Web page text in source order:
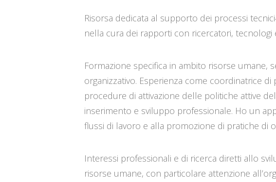
Risorsa dedicata al supporto dei processi
nella cura dei rapporti con ricercatori, tecnologi
Formazione specifica in ambito risorse umane,
organizzativo. Esperienza come coordinatrice
procedure di attivazione delle politiche attive
inserimento e sviluppo professionale. Ho un
flussi di lavoro e alla promozione di pratiche di
Interessi professionali e di ricerca diretti allo
risorse umane, con particolare attenzione